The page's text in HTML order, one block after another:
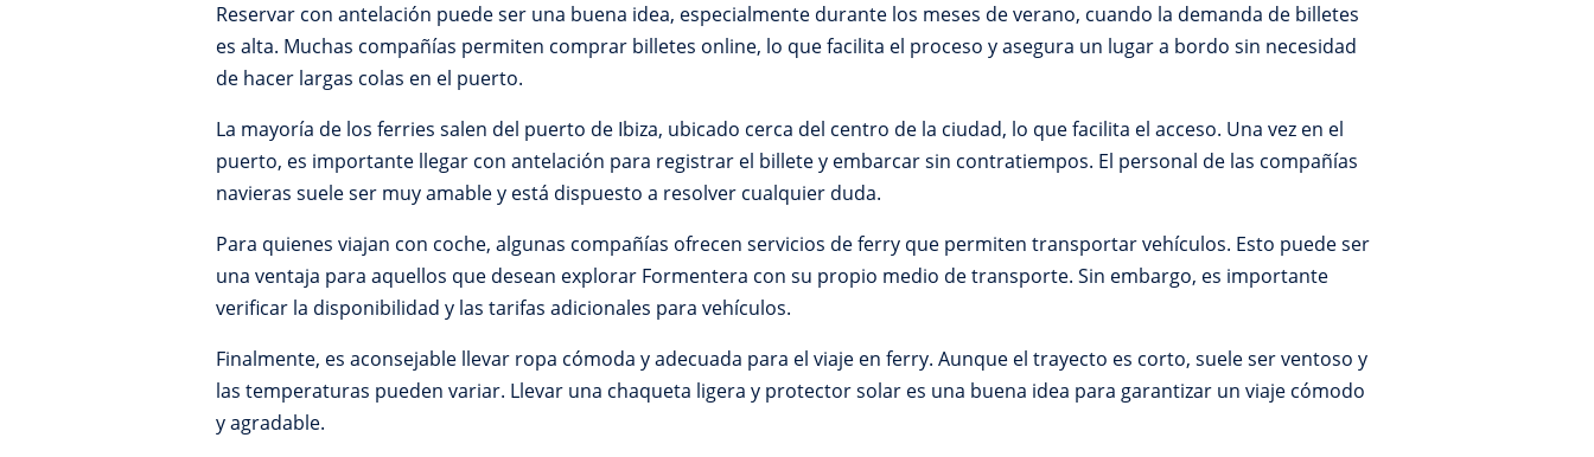
Reservar con antelación puede ser una buena idea, especialmente durante los meses de verano, cuando la demanda de billetes
es alta. Muchas compañías permiten comprar billetes online, lo que facilita el proceso y asegura un lugar a bordo sin necesidad
de hacer largas colas en el puerto.
La mayoría de los ferries salen del puerto de Ibiza, ubicado cerca del centro de la ciudad, lo que facilita el acceso. Una vez en el
puerto, es importante llegar con antelación para registrar el billete y embarcar sin contratiempos. El personal de las compañías
navieras suele ser muy amable y está dispuesto a resolver cualquier duda.
Para quienes viajan con coche, algunas compañías ofrecen servicios de ferry que permiten transportar vehículos. Esto puede ser
una ventaja para aquellos que desean explorar Formentera con su propio medio de transporte. Sin embargo, es importante
verificar la disponibilidad y las tarifas adicionales para vehículos.
Finalmente, es aconsejable llevar ropa cómoda y adecuada para el viaje en ferry. Aunque el trayecto es corto, suele ser ventoso y
las temperaturas pueden variar. Llevar una chaqueta ligera y protector solar es una buena idea para garantizar un viaje cómodo
y agradable.